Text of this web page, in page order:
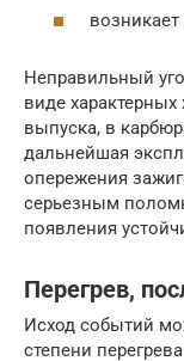
возникает
Неправильный
виде
выпуска, в
дальнейшая
опережения
серьезным
появления
Перегрев,
Исход событий
степени